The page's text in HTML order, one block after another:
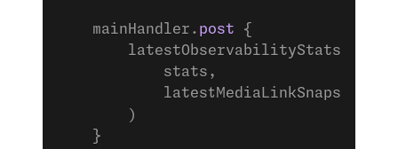
    mainHandler.
post {
        latestObservabilityStats
            stats,
            latestMediaLinkSnapshot,
        )
    }